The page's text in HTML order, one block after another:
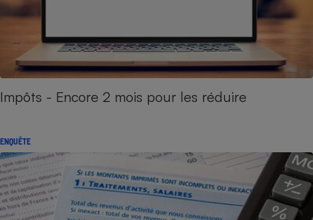
Impôts - Encore 2 mois pour les réduire
ENQUÊTE